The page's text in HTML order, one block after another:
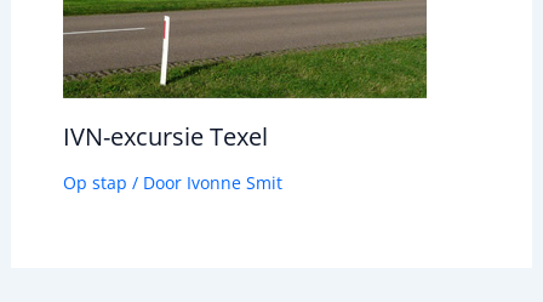
IVN-excursie Texel
Op stap / Door Ivonne Smit